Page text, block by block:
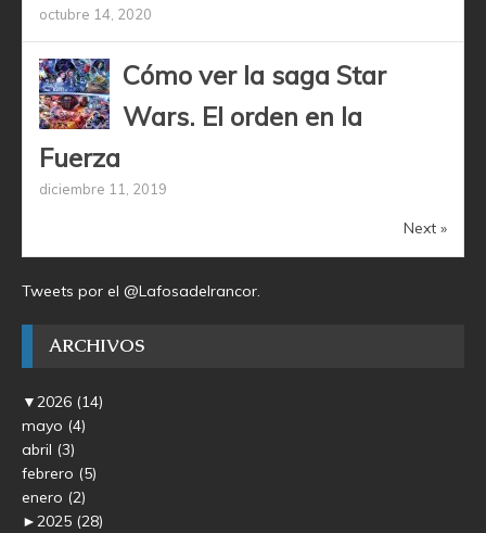
octubre 14, 2020
Cómo ver la saga Star
Wars. El orden en la
Fuerza
diciembre 11, 2019
Next »
Tweets por el @Lafosadelrancor.
ARCHIVOS
▼2026 (14)
mayo (4)
abril (3)
febrero (5)
enero (2)
►2025 (28)